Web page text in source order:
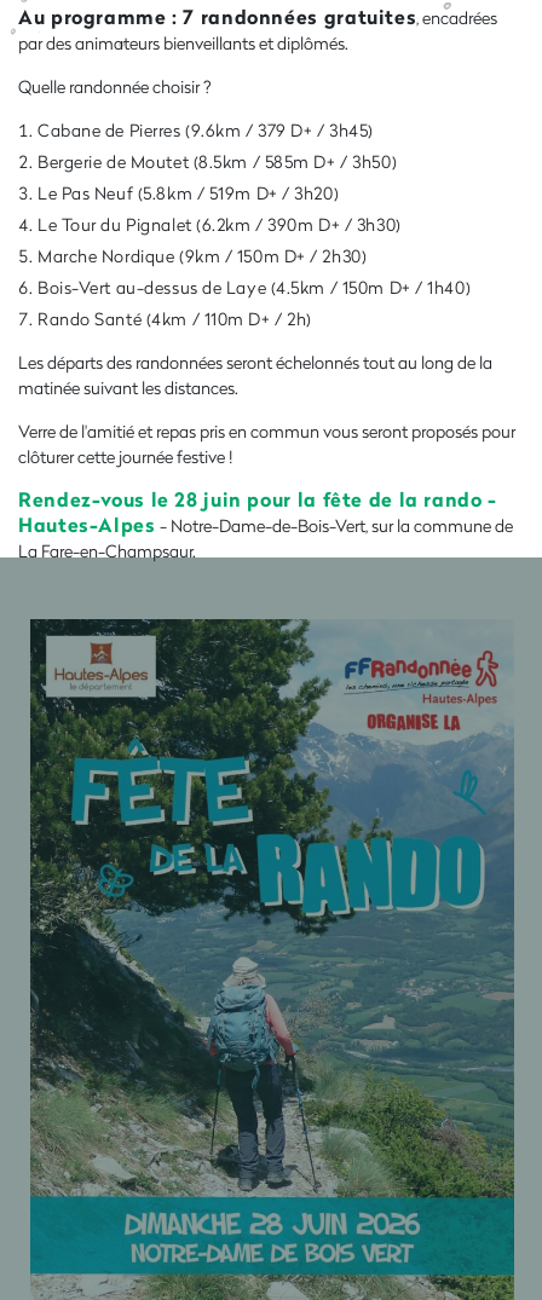
Au programme : 7 randonnées gratuites, encadrées
par des animateurs bienveillants et diplômés.
Quelle randonnée choisir ?
Cabane de Pierres (9.6km / 379 D+ / 3h45)
Bergerie de Moutet (8.5km / 585m D+ / 3h50)
Le Pas Neuf (5.8km / 519m D+ / 3h20)
Le Tour du Pignalet (6.2km / 390m D+ / 3h30)
Marche Nordique (9km / 150m D+ / 2h30)
Bois-Vert au-dessus de Laye (4.5km / 150m D+ / 1h40)
Rando Santé (4km / 110m D+ / 2h)
Les départs des randonnées seront échelonnés tout au long de la
matinée suivant les distances.
Verre de l'amitié et repas pris en commun vous seront proposés pour
clôturer cette journée festive !
Rendez-vous le 28 juin pour la fête de la rando -
Hautes-Alpes - Notre-Dame-de-Bois-Vert, sur la commune de
La Fare-en-Champsaur.